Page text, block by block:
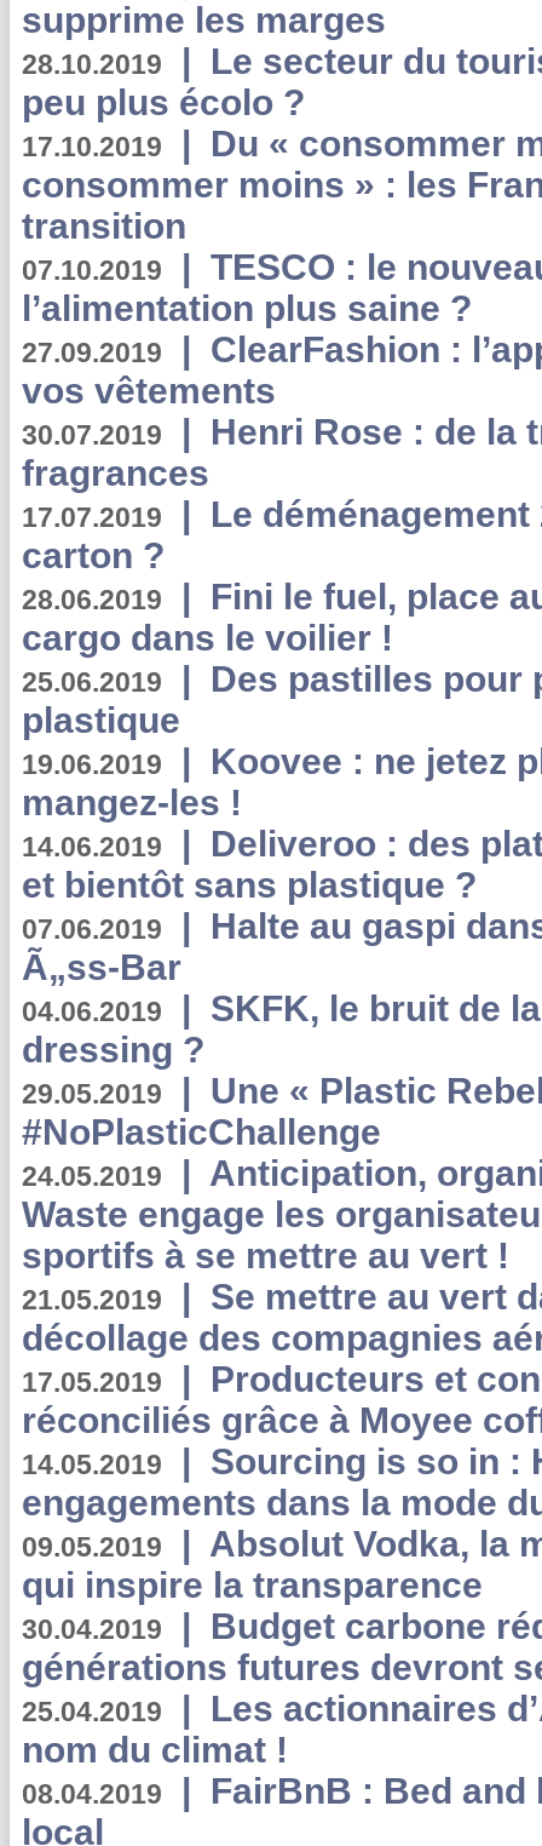
supprime les marges
28.10.2019 | Le secteur du
peu plus écolo ?
17.10.2019 | Du « consommer
consommer moins » : les
transition
07.10.2019 | TESCO : le
l’alimentation plus saine ?
27.09.2019 | ClearFashion :
vos vêtements
30.07.2019 | Henri Rose : de la
fragrances
17.07.2019 | Le
carton ?
28.06.2019 | Fini le fuel, place
cargo dans le voilier !
25.06.2019 | Des pastilles pour
plastique
19.06.2019 | Koovee : ne jetez
mangez-les !
14.06.2019 | Deliveroo : des
et bientôt sans plastique ?
07.06.2019 | Halte au gaspi
Ã„ss-Bar
04.06.2019 | SKFK, le bruit de
dressing ?
29.05.2019 | Une « Plastic
#NoPlasticChallenge
24.05.2019 | Anticipation,
Waste engage les
sportifs à se mettre au vert !
21.05.2019 | Se mettre au vert
décollage des compagnies
17.05.2019 | Producteurs et
réconciliés grâce à Moyee
14.05.2019 | Sourcing is so in :
engagements dans la mode
09.05.2019 | Absolut Vodka, la
qui inspire la transparence
30.04.2019 | Budget carbone
générations futures devront
25.04.2019 | Les actionnaires
nom du climat !
08.04.2019 | FairBnB : Bed
local